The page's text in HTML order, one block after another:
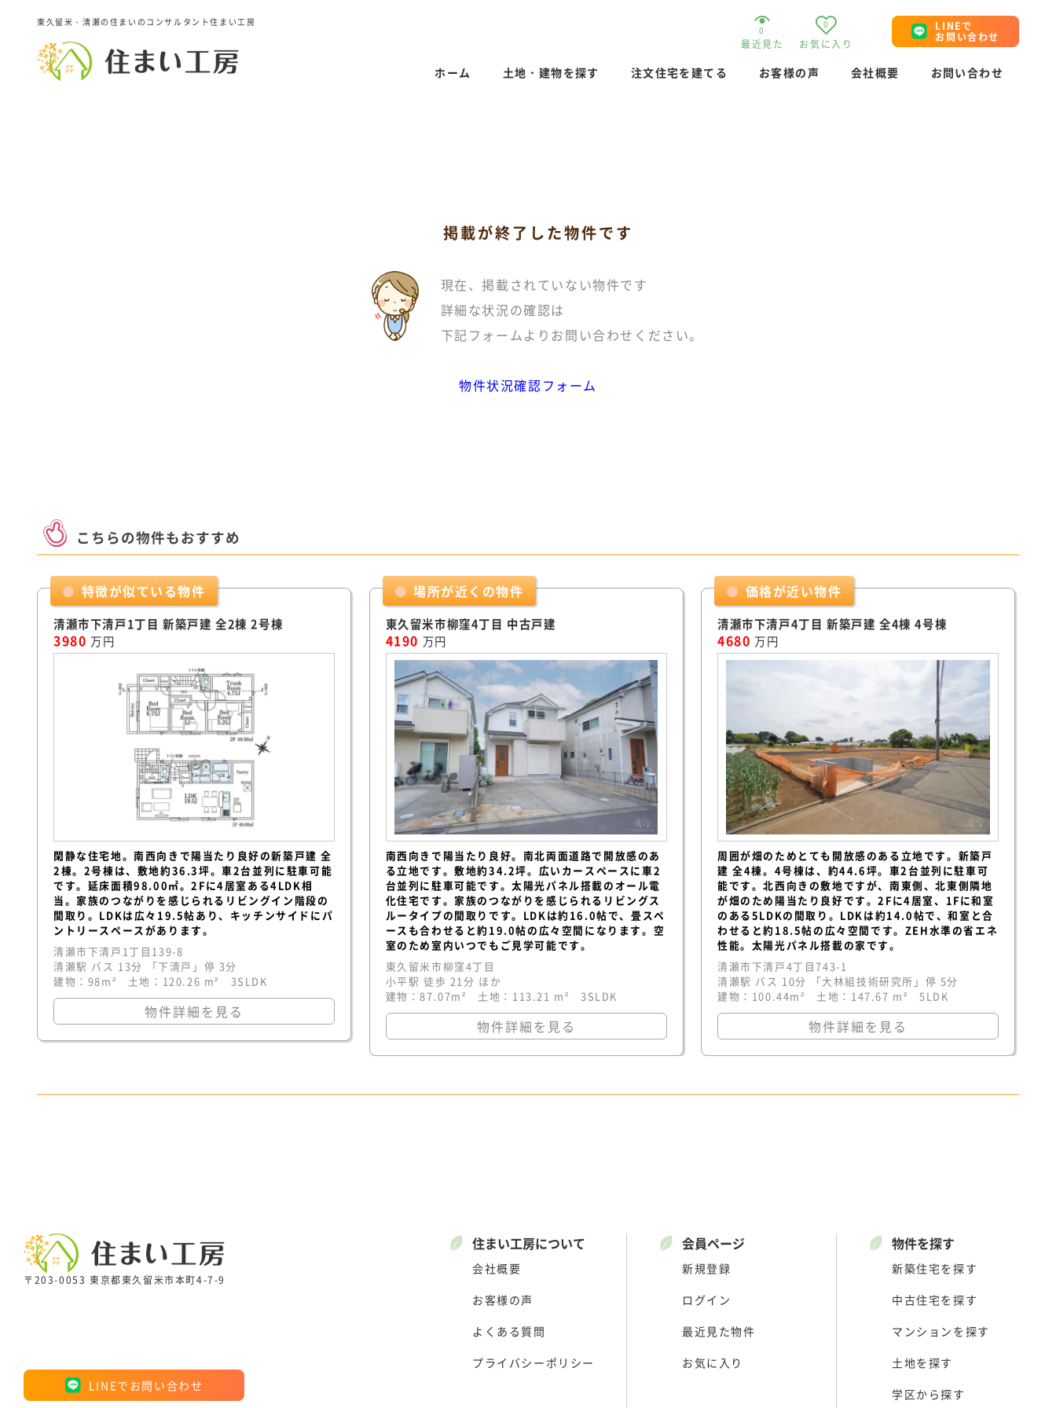
東久留米・清瀬の住まいのコンサルタント住まい工房
0
最近見た
0
お気に入り
LINEで
お問い合わせ
ホーム 土地・建物を探す 注文住宅を建てる お客様の声 会社概要 お問い合わせ
掲載が終了した物件です
現在、掲載されていない物件です
詳細な状況の確認は
下記フォームよりお問い合わせください。
物件状況確認フォーム
こちらの物件もおすすめ
特徴が似ている物件
清瀬市下清戸1丁目 新築戸建 全2棟 2号棟
3980 万円
閑静な住宅地。南西向きで陽当たり良好の新築戸建 全
2棟。2号棟は、敷地約36.3坪。車2台並列に駐車可能
です。延床面積98.00㎡。2Fに4居室ある4LDK相
当。家族のつながりを感じられるリビングイン階段の
間取り。LDKは広々19.5帖あり、キッチンサイドにパ
ントリースペースがあります。
清瀬市下清戸1丁目139-8
清瀬駅 バス 13分 「下清戸」停 3分
建物：98m² 土地：120.26 m² 3SLDK
物件詳細を見る
場所が近くの物件
東久留米市柳窪4丁目 中古戸建
4190 万円
南西向きで陽当たり良好。南北両面道路で開放感のあ
る立地です。敷地約34.2坪。広いカースペースに車2
台並列に駐車可能です。太陽光パネル搭載のオール電
化住宅です。家族のつながりを感じられるリビングス
ルータイプの間取りです。LDKは約16.0帖で、畳スペ
ースも合わせると約19.0帖の広々空間になります。空
室のため室内いつでもご見学可能です。
東久留米市柳窪4丁目
小平駅 徒歩 21分 ほか
建物：87.07m² 土地：113.21 m² 3SLDK
物件詳細を見る
価格が近い物件
清瀬市下清戸4丁目 新築戸建 全4棟 4号棟
4680 万円
周囲が畑のためとても開放感のある立地です。新築戸
建 全4棟。4号棟は、約44.6坪。車2台並列に駐車可
能です。北西向きの敷地ですが、南東側、北東側隣地
が畑のため陽当たり良好です。2Fに4居室、1Fに和室
のある5LDKの間取り。LDKは約14.0帖で、和室と合
わせると約18.5帖の広々空間です。ZEH水準の省エネ
性能。太陽光パネル搭載の家です。
清瀬市下清戸4丁目743-1
清瀬駅 バス 10分 「大林組技術研究所」停 5分
建物：100.44m² 土地：147.67 m² 5LDK
物件詳細を見る
〒203-0053 東京都東久留米市本町4-7-9
LINEでお問い合わせ
住まい工房について
会社概要
お客様の声
よくある質問
プライバシーポリシー
会員ページ
新規登録
ログイン
最近見た物件
お気に入り
物件を探す
新築住宅を探す
中古住宅を探す
マンションを探す
土地を探す
学区から探す